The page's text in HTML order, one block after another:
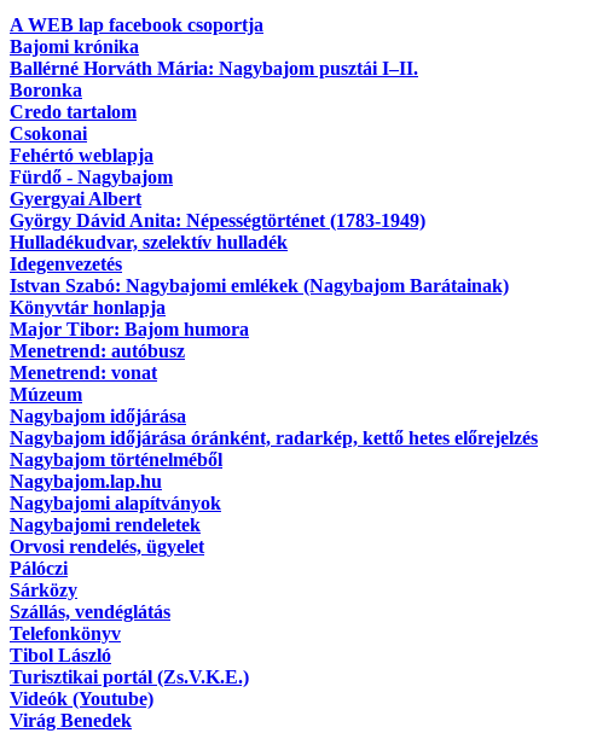
A WEB lap facebook csoportja
Bajomi krónika
Ballérné Horváth Mária: Nagybajom pusztái I–II.
Boronka
Credo tartalom
Csokonai
Fehértó weblapja
Fürdő - Nagybajom
Gyergyai Albert
György Dávid Anita: Népességtörténet (1783-1949)
Hulladékudvar, szelektív hulladék
Idegenvezetés
Istvan Szabó: Nagybajomi emlékek (Nagybajom Barátainak)
Könyvtár honlapja
Major Tibor: Bajom humora
Menetrend: autóbusz
Menetrend: vonat
Múzeum
Nagybajom időjárása
Nagybajom időjárása óránként, radarkép, kettő hetes előrejelzés
Nagybajom történelméből
Nagybajom.lap.hu
Nagybajomi alapítványok
Nagybajomi rendeletek
Orvosi rendelés, ügyelet
Pálóczi
Sárközy
Szállás, vendéglátás
Telefonkönyv
Tibol László
Turisztikai portál (Zs.V.K.E.)
Videók (Youtube)
Virág Benedek